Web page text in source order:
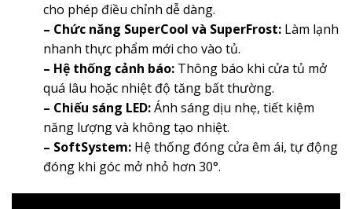
cho phép điều chỉnh dễ dàng.
– Chức năng SuperCool và SuperFrost: Làm lạnh
nhanh thực phẩm mới cho vào tủ.
– Hệ thống cảnh báo: Thông báo khi cửa tủ mở
quá lâu hoặc nhiệt độ tăng bất thường.
– Chiếu sáng LED:Ánh sáng dịu nhẹ, tiết kiệm
năng lượng và không tạo nhiệt.
– SoftSystem: Hệ thống đóng cửa êm ái, tự động
đóng khi góc mở nhỏ hơn 30°.